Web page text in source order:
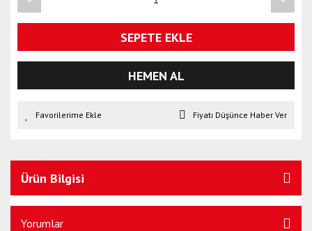
SEPETE EKLE
HEMEN AL
Fiyatı Düşünce Haber Ver
Ürün Bilgisi
Yorumlar